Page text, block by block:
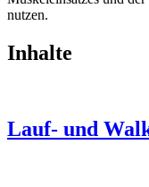
nutzen.
Inhalte
Lauf- und